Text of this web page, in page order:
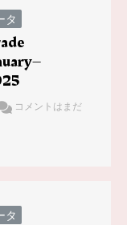
タ
コメントはまだ
タ